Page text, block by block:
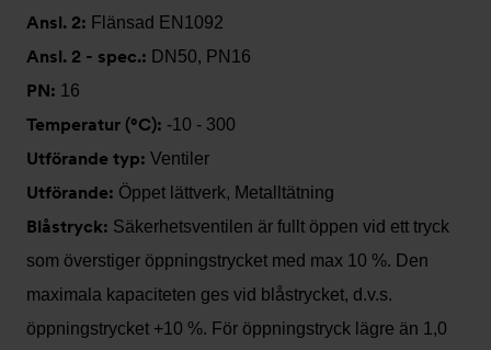
Ansl. 2: Flänsad EN1092
Ansl. 2 - spec.: DN50, PN16
PN: 16
Temperatur (°C): -10 - 300
Utförande typ: Ventiler
Utförande: Öppet lättverk, Metalltätning
Blåstryck: Säkerhetsventilen är fullt öppen vid ett tryck
som överstiger öppningstrycket med max 10 %. Den
maximala kapaciteten ges vid blåstrycket, d.v.s.
öppningstrycket +10 %. För öppningstryck lägre än 1,0